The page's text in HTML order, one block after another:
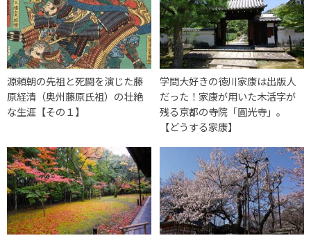
源頼朝の先祖と死闘を演じた藤
原経清（奥州藤原氏祖）の壮絶
な生涯【その１】
学問大好きの徳川家康は出版人
だった！家康が用いた木活字が
残る京都の寺院「圓光寺」。
【どうする家康】